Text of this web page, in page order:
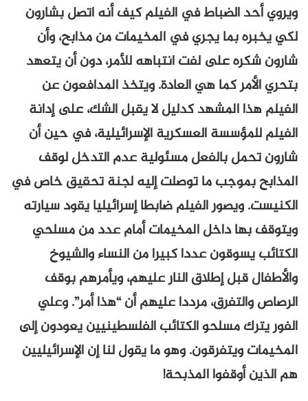
ويروي أحد الضباط في الفيلم كيف أنه اتصل بشارون
لكي يخبره بما يجري في المخيمات من مذابح، وأن
شارون شكره على لفت انتباهه للأمر، دون أن يتعهد
بتحري الأمر كما هي العادة. ويتخذ المدافعون عن
الفيلم هذا المشهد كدليل لا يقبل الشك، على إدانة
الفيلم للمؤسسة العسكرية الإسرائيلية، في حين أن
شارون تحمل بالفعل مسئولية عدم التدخل لوقف
المذابح بموجب ما توصلت إليه لجنة تحقيق خاص في
الكنيست. ويصور الفيلم ضابطا إسرائيليا يقود سيارته
ويتوقف بها داخل المخيمات أمام عدد من مسلحي
الكتائب يسوقون عددا كبيرا من النساء والشيوخ
والأطفال قبل إطلاق النار عليهم، ويأمرهم بوقف
الرصاص والتفرق، مرددا عليهم أن “هذا أمر”. وعلي
الفور يترك مسلحو الكتائب الفلسطينيين يعودون إلى
المخيمات ويتفرقون. وهو ما يقول لنا إن الإسرائيليين
هم الذين أوقفوا المذبحة!